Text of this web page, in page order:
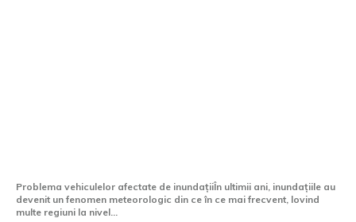
Problema vehiculelor afectate de inundațiiÎn ultimii ani, inundațiile au
devenit un fenomen meteorologic din ce în ce mai frecvent, lovind
multe regiuni la nivel...